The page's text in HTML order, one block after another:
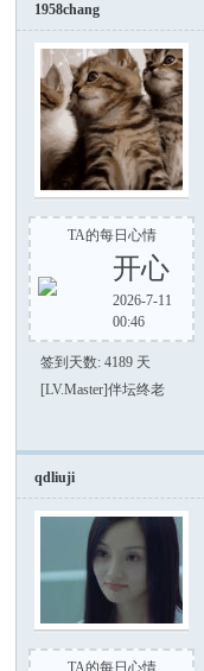
1958chang
TA的每日心情
开心
2026-7-11
00:46
签到天数: 4189 天
[LV.Master]伴坛终老
qdliuji
TA的每日心情